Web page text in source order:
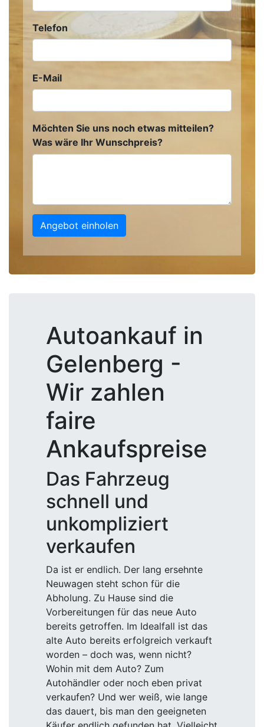
Telefon
E-Mail
Möchten Sie uns noch etwas mitteilen?
Was wäre Ihr Wunschpreis?
Angebot einholen
Autoankauf in
Gelenberg -
Wir zahlen
faire
Ankaufspreise
Das Fahrzeug
schnell und
unkompliziert
verkaufen
Da ist er endlich. Der lang ersehnte
Neuwagen steht schon für die
Abholung. Zu Hause sind die
Vorbereitungen für das neue Auto
bereits getroffen. Im Idealfall ist das
alte Auto bereits erfolgreich verkauft
worden – doch was, wenn nicht?
Wohin mit dem Auto? Zum
Autohändler oder noch eben privat
verkaufen? Und wer weiß, wie lange
das dauert, bis man den geeigneten